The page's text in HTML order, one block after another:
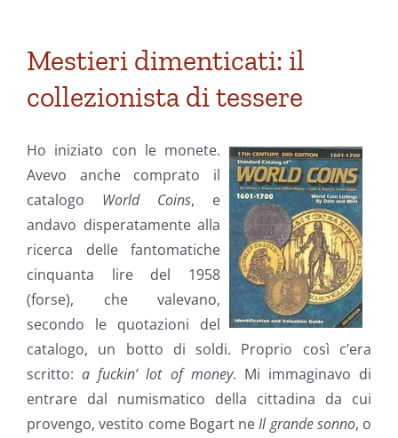
Mestieri dimenticati: il
collezionista di tessere
Ho iniziato con le monete.
Avevo anche comprato il
catalogo World Coins, e
andavo disperatamente alla
ricerca delle fantomatiche
cinquanta lire del 1958
(forse), che valevano,
secondo le quotazioni del
catalogo, un botto di soldi. Proprio così c’era
scritto:a fuckin’ lot of money. Mi immaginavo di
entrare dal numismatico della cittadina da cui
provengo, vestito come Bogart neIl grande sonno, o